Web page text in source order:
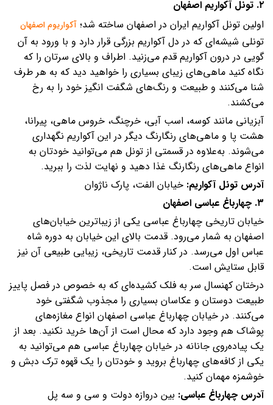
۲. تونل آکواریم اصفهان
اولین تونل آکواریم ایران در اصفهان ساخته شد؛ آکواریوم اصفهان
تونلی شیشه‌ای که در دل آکواریم بزرگی قرار دارد و با ورود به آن
گویی در درون آکواریم قدم می‌زنید. اطراف و بالای سرتان را که
نگاه کنید ماهی‌های زیبای بسیاری را خواهید دید که به هر طرف
شنا می‌کنند و طبیعت و رنگ‌های شگفت انگیز خود را به رخ
می‌کشند.
آبزیانی مانند کوسه، اسب آبی، خرچنگ، خروس ماهی، پیرانا،
هشت پا و ماهی‌های رنگارنگ دیگر در این آکواریم نگهداری
می‌شوند. به‌علاوه در قسمتی از تونل هم می‌توانید خودتان به
انواع ماهی‌های رنگارنگ غذا دهید و نهایت لذت را ببرید.
آدرس تونل آکواریم:‌ خیابان الفت، پارک ناژوان
۳. چهارباغ عباسی اصفهان
خیابان تاریخی چهارباغ عباسی یکی از زیباترین خیابان‌های
اصفهان به شمار می‌رود. قدمت بالای این خیابان به دوره شاه
عباس اول می‌رسد. در کنار قدمت تاریخی، زیبایی طبیعی آن نیز
قابل ستایش است.
درختان کهنسال سر به فلک کشیده‌ای که به خصوص در فصل پاییز
طبیعت دوستان و عکاسان بسیاری را مجذوب شگفتی خود
می‌کنند. در خیابان چهارباغ عباسی اصفهان انواع مغازه‌های
پوشاک هم وجود دارد که محال است از آن‌ها خرید نکنید. بعد از
یک پیاده‌روی جانانه در خیابان چهارباغ عباسی هم می‌توانید به
یکی از کافه‌های چهارباغ بروید و خودتان را یک قهوه ترک دبش و
خوشمزه مهمان کنید.
آدرس چهارباغ عباسی: بین دروازه دولت و سی و سه پل